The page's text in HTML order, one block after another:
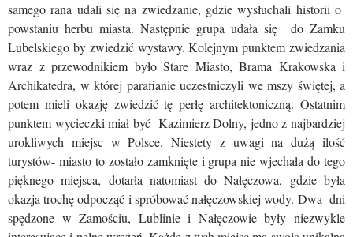
samego rana udali się na zwiedzanie, gdzie wysłuchali historii o
powstaniu herbu miasta. Następnie grupa udała się do Zamku
Lubelskiego by zwiedzić wystawy. Kolejnym punktem zwiedzania
wraz z przewodnikiem było Stare Miasto, Brama Krakowska i
Archikatedra, w której parafianie uczestniczyli we mszy świętej, a
potem mieli okazję zwiedzić tę perłę architektoniczną. Ostatnim
punktem wycieczki miał być Kazimierz Dolny, jedno z najbardziej
urokliwych miejsc w Polsce. Niestety z uwagi na dużą ilość
turystów- miasto to zostało zamknięte i grupa nie wjechała do tego
pięknego miejsca, dotarła natomiast do Nałęczowa, gdzie była
okazja trochę odpocząć i spróbować nałęczowskiej wody. Dwa dni
spędzone w Zamościu, Lublinie i Nałęczowie były niezwykle